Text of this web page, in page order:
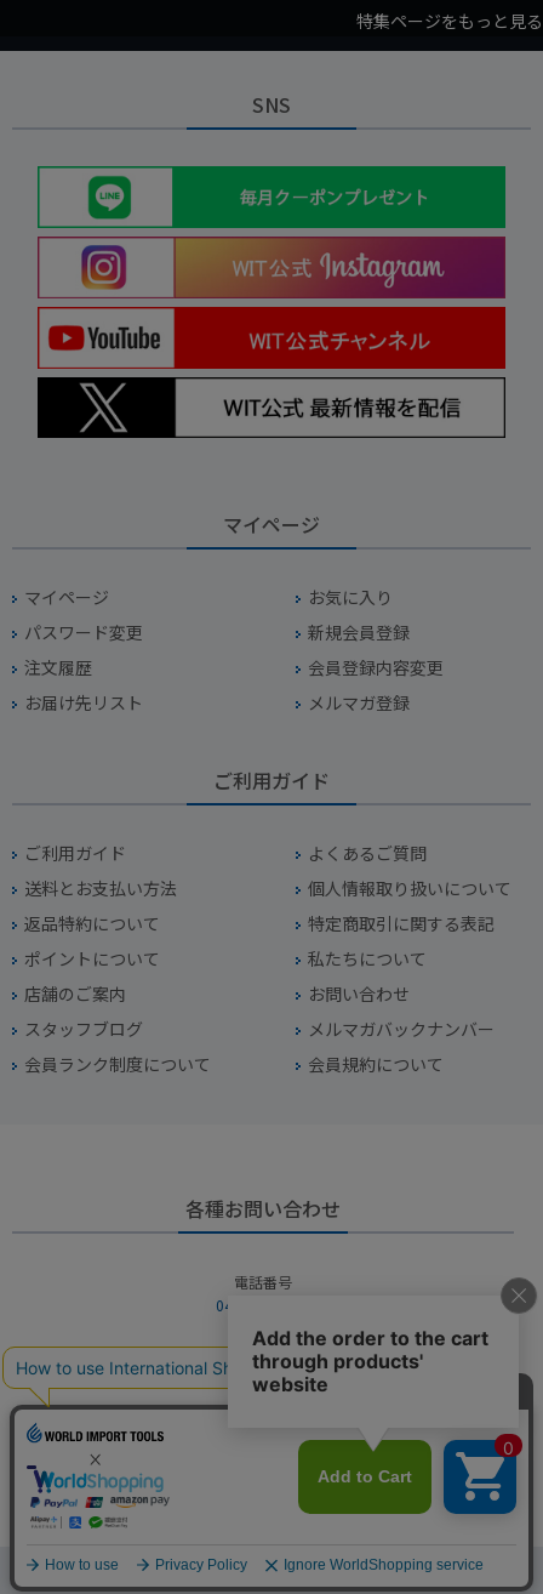
特集ページをもっと見る
SNS
マイページ
マイページ
お気に入り
パスワード変更
新規会員登録
注文履歴
会員登録内容変更
お届け先リスト
メルマガ登録
ご利用ガイド
ご利用ガイド
よくあるご質問
送料とお支払い方法
個人情報取り扱いについて
返品特約について
特定商取引に関する表記
ポイントについて
私たちについて
店舗のご案内
お問い合わせ
スタッフブログ
メルマガバックナンバー
会員ランク制度について
会員規約について
各種お問い合わせ
電話番号
045-949-2451
営業時間
10：00～19：00
お問い合わせフォームからお問い合わせ
Copyright © WORLD IMPORT TOOLS All rights reserved.